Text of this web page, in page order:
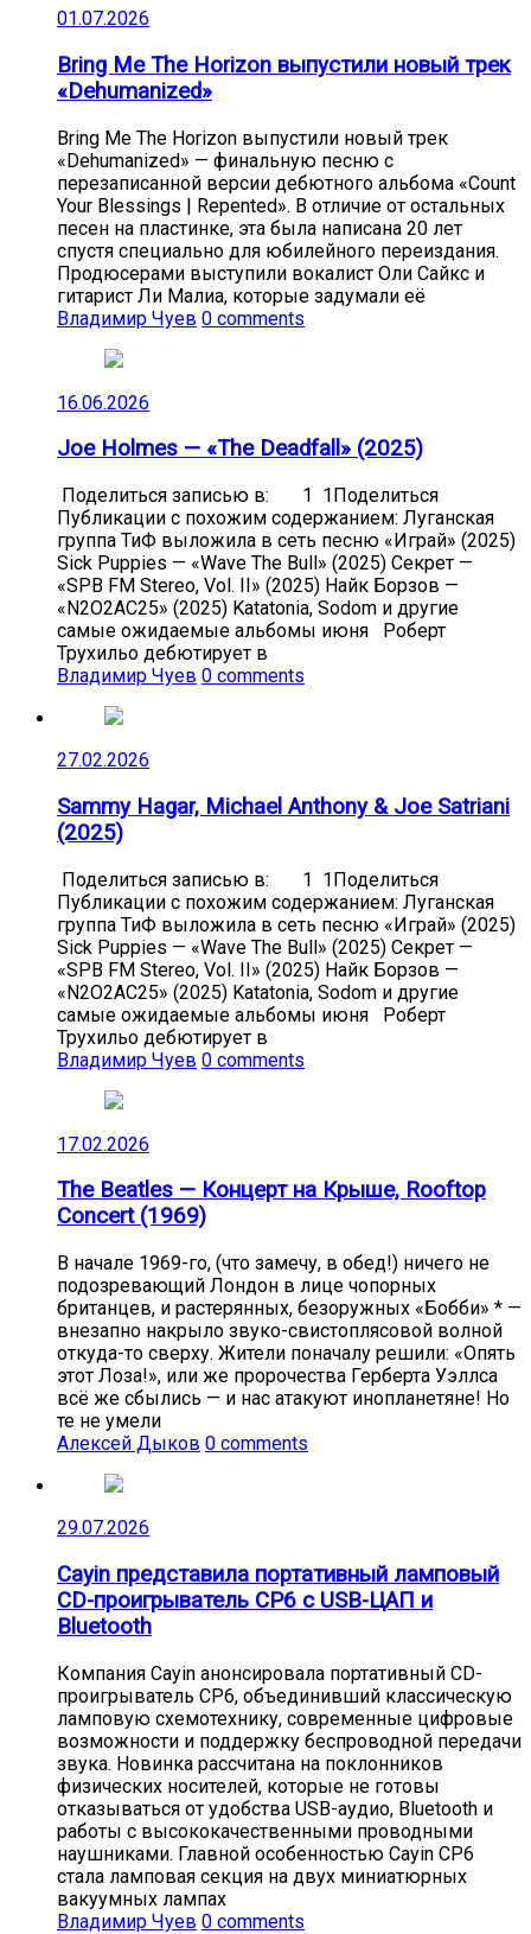
01.07.2026
Bring Me The Horizon выпустили новый трек
«Dehumanized»
Bring Me The Horizon выпустили новый трек
«Dehumanized» — финальную песню с
перезаписанной версии дебютного альбома «Count
Your Blessings | Repented». В отличие от остальных
песен на пластинке, эта была написана 20 лет
спустя специально для юбилейного переиздания.
Продюсерами выступили вокалист Оли Сайкс и
гитарист Ли Малиа, которые задумали её
Владимир Чуев 0 comments
16.06.2026
Joe Holmes — «The Deadfall» (2025)
Поделиться записью в: 1 1Поделиться
Публикации с похожим содержанием: Луганская
группа ТиФ выложила в сеть песню «Играй» (2025)
Sick Puppies — «Wave The Bull» (2025) Секрет —
«SPB FM Stereo, Vol. II» (2025) Найк Борзов —
«N2O2AC25» (2025) Katatonia, Sodom и другие
самые ожидаемые альбомы июня Роберт
Трухильо дебютирует в
Владимир Чуев 0 comments
27.02.2026
Sammy Hagar, Michael Anthony & Joe Satriani
(2025)
Поделиться записью в: 1 1Поделиться
Публикации с похожим содержанием: Луганская
группа ТиФ выложила в сеть песню «Играй» (2025)
Sick Puppies — «Wave The Bull» (2025) Секрет —
«SPB FM Stereo, Vol. II» (2025) Найк Борзов —
«N2O2AC25» (2025) Katatonia, Sodom и другие
самые ожидаемые альбомы июня Роберт
Трухильо дебютирует в
Владимир Чуев 0 comments
17.02.2026
The Beatles — Концерт на Крыше, Rooftop
Concert (1969)
В начале 1969-го, (что замечу, в обед!) ничего не
подозревающий Лондон в лице чопорных
британцев, и растерянных, безоружных «Бобби» * —
внезапно накрыло звуко-свистоплясовой волной
откуда-то сверху. Жители поначалу решили: «Опять
этот Лоза!», или же пророчества Герберта Уэллса
всё же сбылись — и нас атакуют инопланетяне! Но
те не умели
Алексей Дыков 0 comments
29.07.2026
Cayin представила портативный ламповый
CD-проигрыватель CP6 с USB-ЦАП и
Bluetooth
Компания Cayin анонсировала портативный CD-
проигрыватель CP6, объединивший классическую
ламповую схемотехнику, современные цифровые
возможности и поддержку беспроводной передачи
звука. Новинка рассчитана на поклонников
физических носителей, которые не готовы
отказываться от удобства USB-аудио, Bluetooth и
работы с высококачественными проводными
наушниками. Главной особенностью Cayin CP6
стала ламповая секция на двух миниатюрных
вакуумных лампах
Владимир Чуев 0 comments